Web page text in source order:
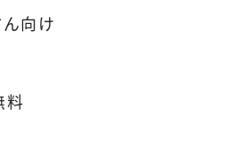
ん向け
料